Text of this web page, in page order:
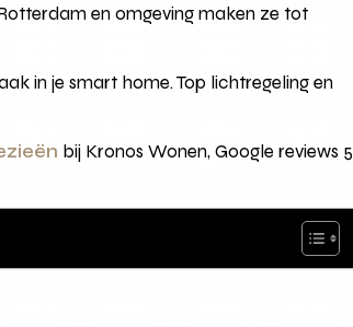
en omgeving maken ze tot
in je smart home. Top lichtregeling en
bij Kronos Wonen, Google reviews 5